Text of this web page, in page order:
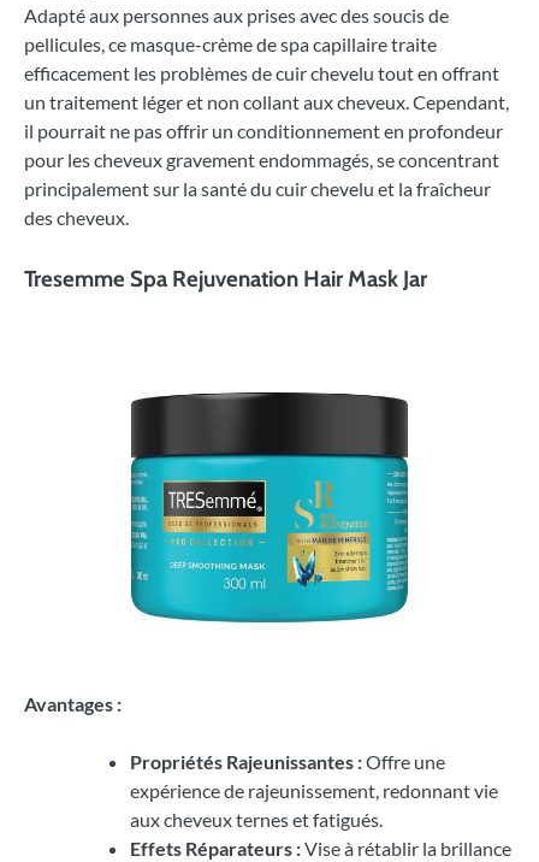
Adapté aux personnes aux prises avec des soucis de
pellicules, ce masque-crème de spa capillaire traite
efficacement les problèmes de cuir chevelu tout en offrant
un traitement léger et non collant aux cheveux. Cependant,
il pourrait ne pas offrir un conditionnement en profondeur
pour les cheveux gravement endommagés, se concentrant
principalement sur la santé du cuir chevelu et la fraîcheur
des cheveux.
Tresemme Spa Rejuvenation Hair Mask Jar
Avantages :
Propriétés Rajeunissantes :Offre une
expérience de rajeunissement, redonnant vie
aux cheveux ternes et fatigués.
Effets Réparateurs :Vise à rétablir la brillance